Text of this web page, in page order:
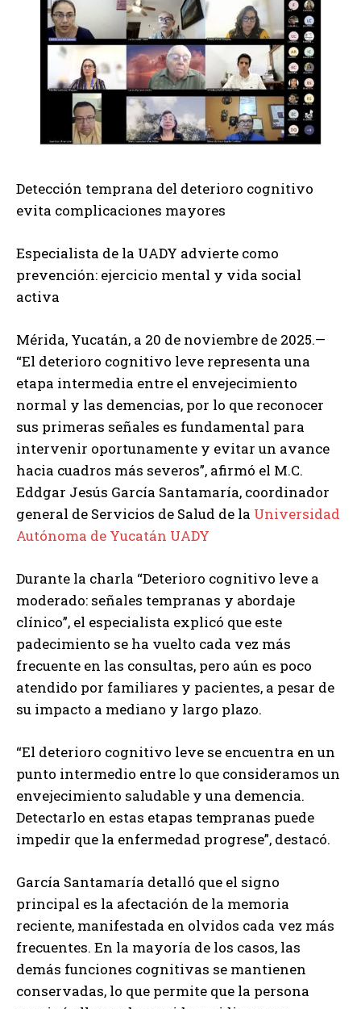
Detección temprana del deterioro cognitivo
evita complicaciones mayores
Especialista de la UADY advierte como
prevención: ejercicio mental y vida social
activa
Mérida, Yucatán, a 20 de noviembre de 2025.—
“El deterioro cognitivo leve representa una
etapa intermedia entre el envejecimiento
normal y las demencias, por lo que reconocer
sus primeras señales es fundamental para
intervenir oportunamente y evitar un avance
hacia cuadros más severos”, afirmó el M.C.
Eddgar Jesús García Santamaría, coordinador
general de Servicios de Salud de la Universidad
Autónoma de Yucatán UADY
Durante la charla “Deterioro cognitivo leve a
moderado: señales tempranas y abordaje
clínico”, el especialista explicó que este
padecimiento se ha vuelto cada vez más
frecuente en las consultas, pero aún es poco
atendido por familiares y pacientes, a pesar de
su impacto a mediano y largo plazo.
“El deterioro cognitivo leve se encuentra en un
punto intermedio entre lo que consideramos un
envejecimiento saludable y una demencia.
Detectarlo en estas etapas tempranas puede
impedir que la enfermedad progrese”, destacó.
García Santamaría detalló que el signo
principal es la afectación de la memoria
reciente, manifestada en olvidos cada vez más
frecuentes. En la mayoría de los casos, las
demás funciones cognitivas se mantienen
conservadas, lo que permite que la persona